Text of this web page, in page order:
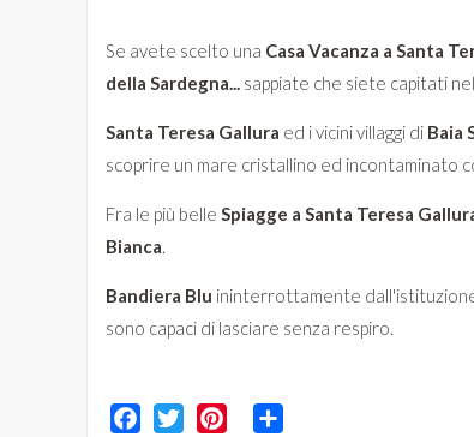
Se avete scelto una Casa Vacanza a Santa
della Sardegna... sappiate che siete capitati
Santa Teresa Gallura ed i vicini villaggi di Baia
scoprire un mare cristallino ed incontaminato
Fra le più belle Spiagge a Santa Teresa
Bianca.
Bandiera Blu ininterrottamente
sono capaci di lasciare senza respiro.
Facebook
Twitter Pinterest